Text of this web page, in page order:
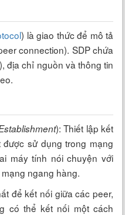
) là giao thức để mô tả
connection). SDP chứa
địa chỉ nguồn và thông tin
): Thiết lập kết
sử dụng trong mạng
máy tính nói chuyện với
ngang hàng.
để kết nối giữa các peer,
có thể kết nối một cách